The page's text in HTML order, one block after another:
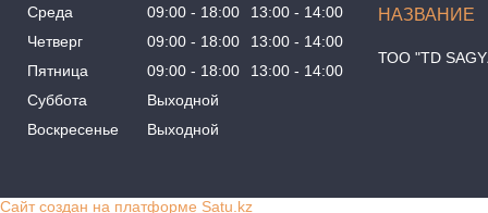
Среда
09:00 18:00 13:00
14:00
Четверг
09:00 18:00 13:00
14:00
Пятница
09:00 18:00 13:00
14:00
Суббота
Выходной
Воскресенье
Выходной
ТОО "TD
Сайт создан на платформе Satu.kz